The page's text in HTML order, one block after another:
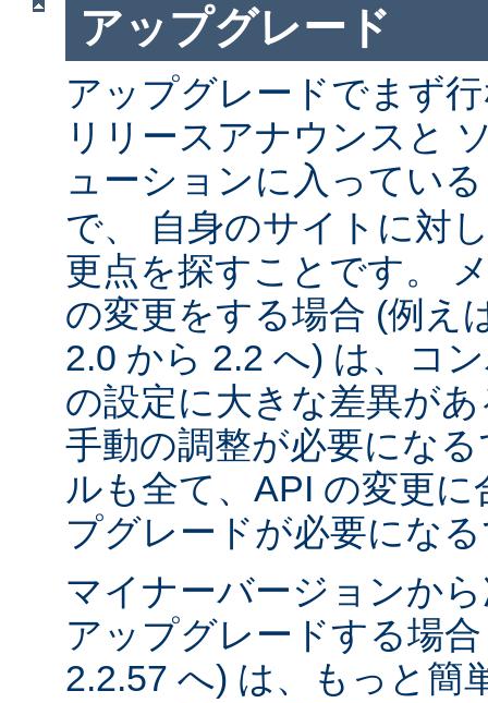
アップグレード
アップグレードでまず
リリースアナウンスと
ューションに入ってい
で、 自身のサイトに対
更点を探すことです。
の変更をする場合 (例え
2.0 から 2.2 へ) は、コ
の設定に大きな差異が
手動の調整が必要にな
ルも全て、API の変更
プグレードが必要にな
マイナーバージョンか
アップグレードする場
2.2.57 へ) は、もっと簡